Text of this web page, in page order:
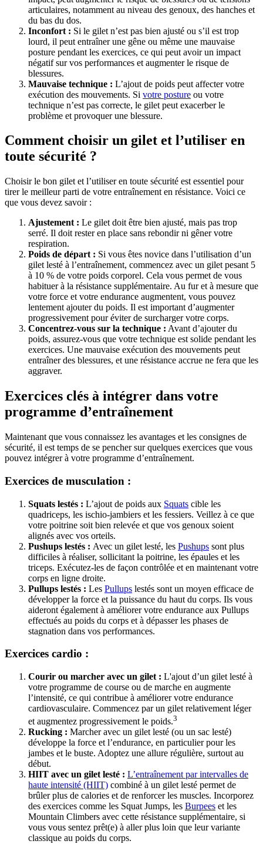
articulaires, notamment au niveau des genoux, des hanches et
du bas du dos.
Inconfort : Si le gilet n’est pas bien ajusté ou s’il est trop
lourd, il peut entraîner une gêne ou même une mauvaise
posture pendant les exercices, ce qui peut avoir un impact
négatif sur vos performances et augmenter le risque de
blessures.
Mauvaise technique : L’ajout de poids peut affecter votre
exécution des mouvements. Si votre posture ou votre
technique n’est pas correcte, le gilet peut exacerber le
problème et provoquer une blessure.
Comment choisir un gilet et l’utiliser en
toute sécurité ?
Choisir le bon gilet et l’utiliser en toute sécurité est essentiel pour
tirer le meilleur parti de votre entraînement en résistance. Voici ce
que vous devez savoir :
Ajustement : Le gilet doit être bien ajusté, mais pas trop
serré. Il doit rester en place sans rebondir ni gêner votre
respiration.
Poids de départ : Si vous êtes novice dans l’utilisation d’un
gilet lesté à l’entraînement, commencez avec un gilet pesant 5
à 10 % de votre poids corporel. Cela vous permet de vous
habituer à la résistance supplémentaire. Au fur et à mesure que
votre force et votre endurance augmentent, vous pouvez
lentement ajouter du poids. Il est important d’augmenter
progressivement pour éviter de surcharger votre corps.
Concentrez-vous sur la technique : Avant d’ajouter du
poids, assurez-vous que votre technique est solide pendant les
exercices. Une mauvaise exécution des mouvements peut
entraîner des blessures, et une résistance accrue ne fera que les
aggraver.
Exercices clés à intégrer dans votre
programme d’entraînement
Maintenant que vous connaissez les avantages et les consignes de
sécurité, il est temps de se pencher sur quelques exercices que vous
pouvez intégrer à votre programme d’entraînement.
Exercices de musculation :
Squats lestés : L’ajout de poids aux Squats cible les
quadriceps, les ischio-jambiers et les fessiers. Veillez à ce que
votre poitrine soit bien relevée et que vos genoux soient
alignés avec vos orteils.
Pushups lestés : Avec un gilet lesté, les Pushups sont plus
difficiles à réaliser, sollicitant la poitrine, les épaules et les
triceps. Exécutez-les de façon contrôlée et en maintenant votre
corps en ligne droite.
Pullups lestés : Les Pullups lestés sont un moyen efficace de
développer la force et la puissance du haut du corps. Ils vous
aideront également à améliorer votre endurance aux Pullups
effectués au poids du corps et à dépasser les phases de
stagnation dans vos performances.
Exercices cardio :
Courir ou marcher avec un gilet : L'ajout d’un gilet lesté à
votre programme de course ou de marche en augmente
l’intensité, ce qui contribue à améliorer votre endurance
cardiovasculaire. Commencez par un gilet relativement léger
et augmentez progressivement le poids.3
Rucking : Marcher avec un gilet lesté (ou un sac lesté)
développe la force et l’endurance, en particulier pour les
jambes et le buste. Adoptez une allure régulière, surtout au
début.
HIIT avec un gilet lesté : L’entraînement par intervalles de
haute intensité (HIIT) combiné à un gilet lesté permet de
brûler plus de calories et de renforcer les muscles. Incorporez
des exercices comme les Squat Jumps, les Burpees et les
Mountain Climbers avec cette résistance supplémentaire, si
vous vous sentez prêt(e) à aller plus loin que leur variante
classique au poids du corps.